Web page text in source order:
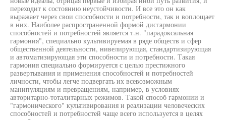
переходит к состоянию неустойчивости. И все это он как
выражает через свои способности и потребности, так и воплощает
в них. Наиболее распространенной формой дисгармонии
способностей и потребностей является т.н. "парадоксальная
гармония", специально культивируемая в ряде обществ и сфер
общественной деятельности, нивелирующая, стандартизирующая
и автоматизирующая эти способности и потребности. Такая
гармония специально формируется с целью престижного
развертывания и применения способностей и потребностей
личности, чтобы легче подвергать их всевозможным
манипуляциям и превращениям, например, в условиях
авторитарно-тоталитарных режимов. Такой способ гармонии и
"гармонического" культивирования и реализации человеческих
способностей и потребностей чаще всего используется в целях